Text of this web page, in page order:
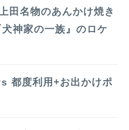
田名物のあんかけ焼き
神家の一族』のロケ
都度利用+お出かけポ